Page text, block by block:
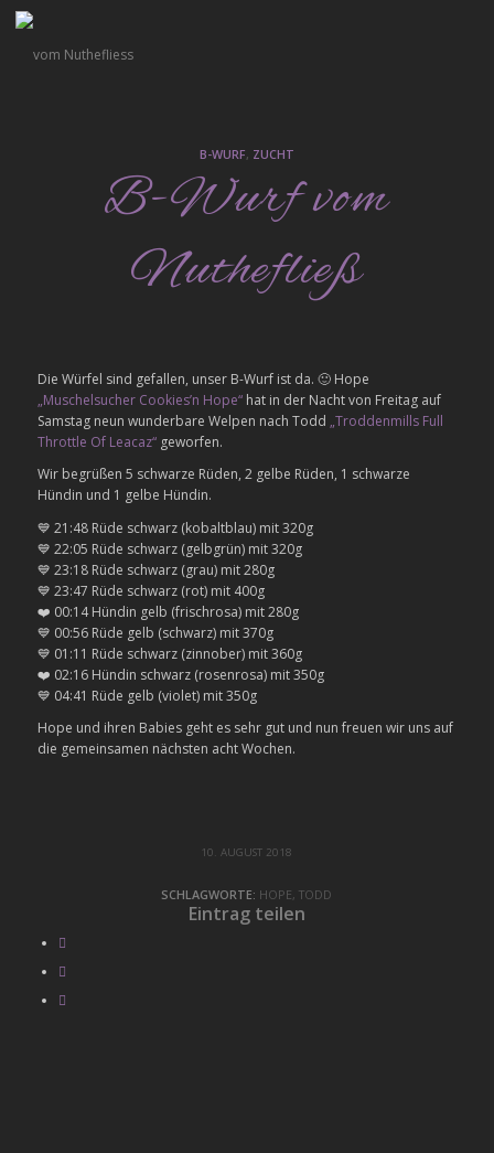
B-WURF, ZUCHT
B-Wurf vom
Nuthefließ
Die Würfel sind gefallen, unser B-Wurf ist da. 🙂 Hope
„Muschelsucher Cookies’n Hope“hat in der Nacht von Freitag auf
Samstag neun wunderbare Welpen nach Todd „Troddenmills Full
Throttle Of Leacaz“geworfen.
Wir begrüßen 5 schwarze Rüden, 2 gelbe Rüden, 1 schwarze
Hündin und 1 gelbe Hündin.
💙 21:48 Rüde schwarz (kobaltblau) mit 320g
💙 22:05 Rüde schwarz (gelbgrün) mit 320g
💙 23:18 Rüde schwarz (grau) mit 280g
💙 23:47 Rüde schwarz (rot) mit 400g
❤️ 00:14 Hündin gelb (frischrosa) mit 280g
💙 00:56 Rüde gelb (schwarz) mit 370g
💙 01:11 Rüde schwarz (zinnober) mit 360g
❤️ 02:16 Hündin schwarz (rosenrosa) mit 350g
💙 04:41 Rüde gelb (violet) mit 350g
Hope und ihren Babies geht es sehr gut und nun freuen wir uns auf
die gemeinsamen nächsten acht Wochen.
10. AUGUST 2018
SCHLAGWORTE: HOPE,TODD
Eintrag teilen